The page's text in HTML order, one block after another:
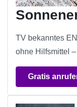
TV bekanntes
ohne Hilfsmittel
Gratis